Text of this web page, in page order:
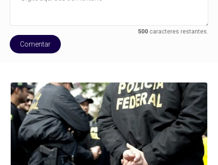
500caracteres restantes.
Comentar